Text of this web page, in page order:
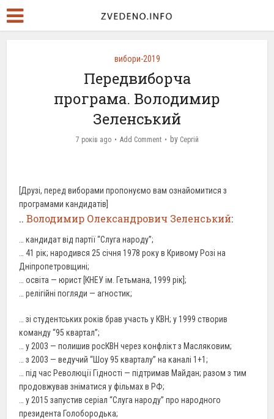
вибори-2019
Передвиборча
програма. Володимир
Зеленський
7 років ago Add Comment by Сергій
[Друзі, перед виборами пропонуємо вам ознайомитися з
програмами кандидатів]
..Володимир Олександрович Зеленський:
… кандидат від партії “Слуга народу”;
… 41 рік; народився 25 січня 1978 року в Кривому Розі на
Дніпропетровщині;
… освіта — юрист [КНЕУ ім. Гетьмана, 1999 рік];
… релігійні погляди — агностик;
… зі студентських років брав участь у КВН; у 1999 створив
команду “95 квартал”;
… у 2003 — полишив росКВН через конфлікт з Масляковим;
… з 2003 — ведучий “Шоу 95 кварталу” на каналі 1+1;
… під час Революції Гідності — підтримав Майдан; разом з тим
продовжував зніматися у фільмах в РФ;
… у 2015 запустив серіал “Слуга народу” про народного
президента Голобородька;